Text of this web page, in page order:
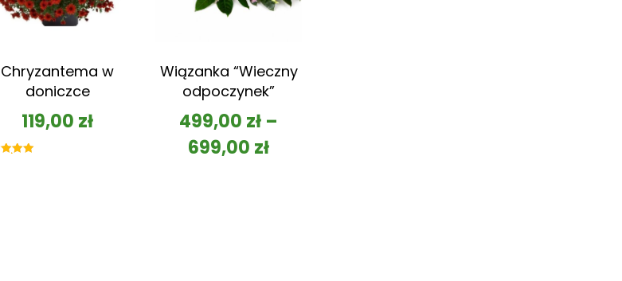
Chryzantema w
doniczce
119,00 zł
Wiązanka “Wieczny
odpoczynek”
499,00 zł –
699,00 zł